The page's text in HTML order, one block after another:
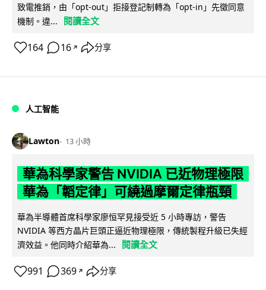
致電推銷，由「opt-out」拒接登記制轉為「opt-in」先徵同意
機制。違...
閱讀全文
164 16 ↗ 分享
人工智能
Lawton 13 小時
華為科學家警告 NVIDIA 已近物理極限
華為「韜定律」可繞過摩爾定律瓶頸
華為半導體首席科學家廖恒罕見接受近 5 小時專訪，警告
NVIDIA 等西方晶片巨頭正逼近物理極限，傳統製程升級已失經
濟效益。他同時介紹華為...
閱讀全文
991 369 ↗ 分享